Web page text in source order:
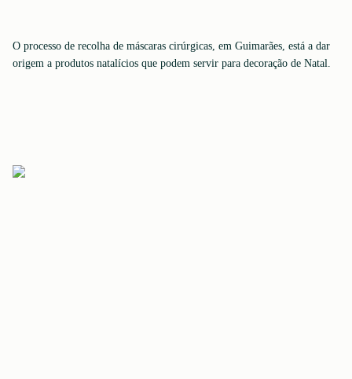
O processo de recolha de máscaras cirúrgicas, em Guimarães, está a dar
origem a produtos natalícios que podem servir para decoração de Natal.